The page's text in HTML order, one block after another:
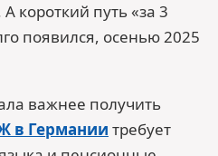
короткий путь «за 3
появился, осенью 2025
важнее получить
в Германии требует